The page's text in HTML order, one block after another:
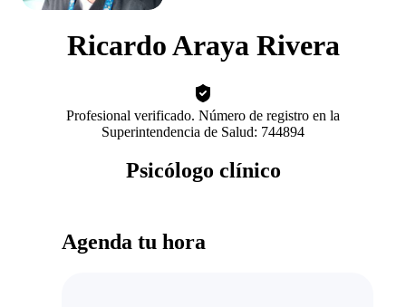
Ricardo Araya Rivera
Profesional verificado. Número de registro en la
Superintendencia de Salud: 744894
Psicólogo clínico
Agenda tu hora